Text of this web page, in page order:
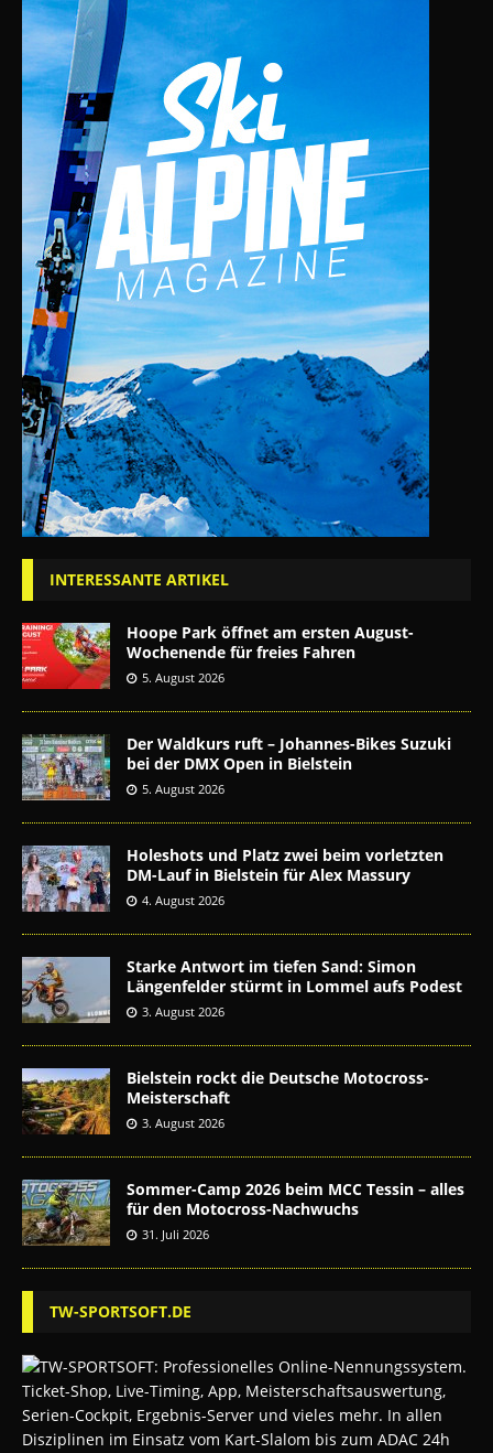
INTERESSANTE ARTIKEL
Hoope Park öffnet am ersten August-
Wochenende für freies Fahren
5. August 2026
Der Waldkurs ruft – Johannes-Bikes Suzuki
bei der DMX Open in Bielstein
5. August 2026
Holeshots und Platz zwei beim vorletzten
DM-Lauf in Bielstein für Alex Massury
4. August 2026
Starke Antwort im tiefen Sand: Simon
Längenfelder stürmt in Lommel aufs Podest
3. August 2026
Bielstein rockt die Deutsche Motocross-
Meisterschaft
3. August 2026
Sommer-Camp 2026 beim MCC Tessin – alles
für den Motocross-Nachwuchs
31. Juli 2026
TW-SPORTSOFT.DE